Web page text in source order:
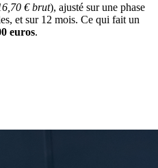
€ brut), ajusté sur une phase
et sur 12 mois. Ce qui fait un
euros.